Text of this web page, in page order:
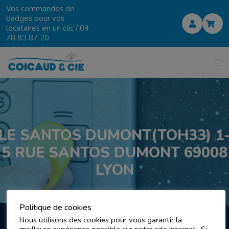
Vos commandes de
badges pour vos
locataires en un clic /04
78 83 87 20
SANTOS DUMONT(TOH33)
5 RUE SANTOS DUMONT 69008
LYON
Politique de cookies
Nous utilisons des cookies pour vous garantir la